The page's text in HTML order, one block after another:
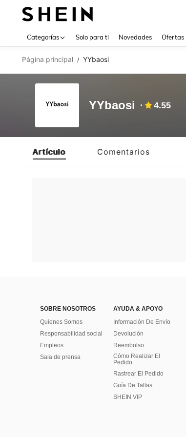
Categorías Solo para ti Novedades Ofertas
Página principal / YYbaosi
YYbaosi 4.55
Artículo Comentarios
SOBRE NOSOTROS
Quienes Somos
Responsabilidad social
Empleos
Sala de prensa
AYUDA & APOYO
Información De Envío
Devolución
Reembolso
Cómo Realizar El
Pedido
Rastrear El Pedido
Guía De Tallas
SHEIN VIP